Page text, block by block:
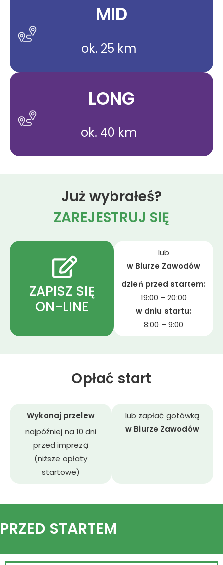
MID
ok. 25 km
LONG
ok. 40 km
Już wybrałeś?
ZAREJESTRUJ SIĘ
ZAPISZ SIĘ
ON-LINE
lub
w Biurze Zawodów
dzień przed startem:
19:00 – 20:00
w dniu startu:
8:00 – 9:00
Opłać start
Wykonaj przelew
najpóźniej na 10 dni
przed imprezą
(niższe opłaty
startowe)
lub zapłać gotówką
w Biurze Zawodów
PRZED STARTEM